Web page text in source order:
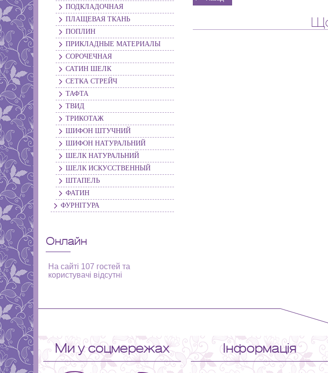
ПОДКЛАДОЧНАЯ
ПЛАЩЕВАЯ ТКАНЬ
ПОПЛИН
ПРИКЛАДНЫЕ МАТЕРИАЛЫ
СОРОЧЕЧНАЯ
САТИН ШЕЛК
СЕТКА СТРЕЙЧ
ТАФТА
ТВИД
ТРИКОТАЖ
ШИФОН ШТУЧНИЙ
ШИФОН НАТУРАЛЬНИЙ
ШЕЛК НАТУРАЛЬНИЙ
ШЕЛК ИСКУССТВЕННЫЙ
ШТАПЕЛЬ
ФАТИН
ФУРНІТУРА
Онлайн
На сайті 107 гостей та
користувачі відсутні
Ми у соцмережах Інформація